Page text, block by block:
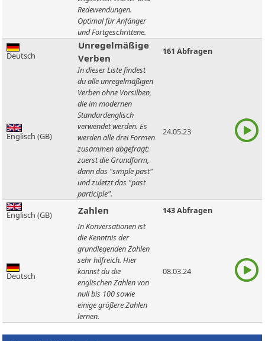
Redewendungen.
Optimal für Anfänger
und Fortgeschrittene.
Deutsch
Unregelmäßige
Verben
161 Abfragen
Englisch (GB)
In dieser Liste findest
du alle unregelmäßigen
Verben ohne Vorsilben,
die im modernen
Standardenglisch
verwendet werden. Es
werden alle drei Formen
zusammen abgefragt:
zuerst die Grundform,
dann das "simple past"
und zuletzt das "past
participle".
24.05.23
Englisch (GB) Zahlen 143 Abfragen
Deutsch
In Konversationen ist
die Kenntnis der
grundlegenden Zahlen
sehr hilfreich. Hier
kannst du die
englischen Zahlen von
null bis 100 sowie
einige größere Zahlen
lernen.
08.03.24